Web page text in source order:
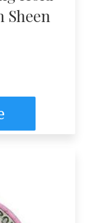
Sheen